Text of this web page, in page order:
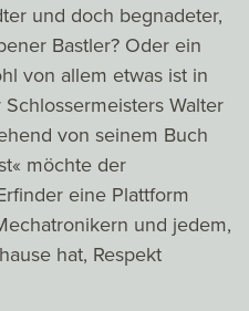
und doch begnadeter,
Bastler? Oder ein
von allem etwas ist in
Walter
von seinem Buch
möchte der
eine Plattform
und jedem,
hat, Respekt